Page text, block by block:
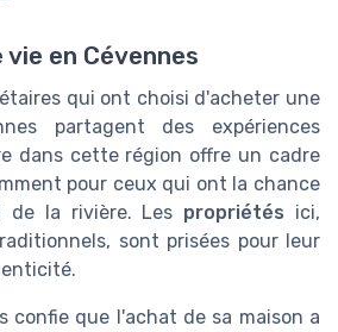
en Cévennes
qui ont choisi d'acheter une
partagent des expériences
dans cette région offre un cadre
pour ceux qui ont la chance
de la rivière. Les propriétés ici,
sont prisées pour leur
confie que l'achat de sa maison a